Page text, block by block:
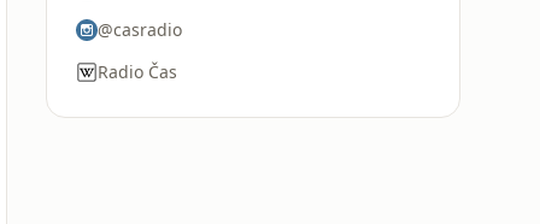
@casradio
Radio Čas